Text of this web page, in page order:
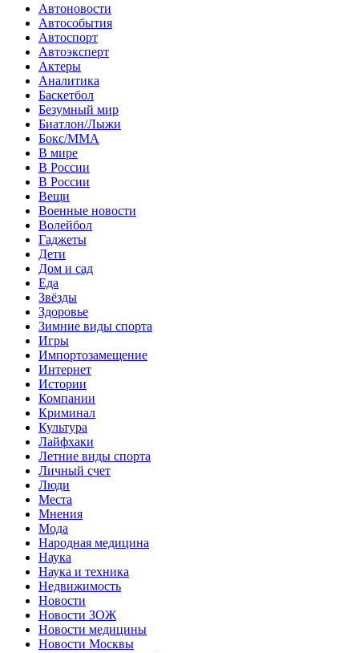
Автоновости
Автособытия
Автоспорт
Автоэксперт
Актеры
Аналитика
Баскетбол
Безумный мир
Биатлон/Лыжи
Бокс/MMA
В мире
В России
В России
Вещи
Военные новости
Волейбол
Гаджеты
Дети
Дом и сад
Еда
Звёзды
Здоровье
Зимние виды спорта
Игры
Импортозамещение
Интернет
Истории
Компании
Криминал
Культура
Лайфхаки
Летние виды спорта
Личный счет
Люди
Места
Мнения
Мода
Народная медицина
Наука
Наука и техника
Недвижимость
Новости
Новости ЗОЖ
Новости медицины
Новости Москвы